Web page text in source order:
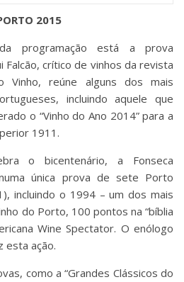
2015
programação está a prova
Falcão, crítico de vinhos da revista
Vinho, reúne alguns dos mais
incluindo aquele que
o “Vinho do Ano 2014” para a
1911.
o bicentenário, a Fonseca
única prova de sete Porto
incluindo o 1994 – um dos mais
do Porto, 100 pontos na “bíblia
Wine Spectator. O enólogo
esta ação.
como a “Grandes Clássicos do